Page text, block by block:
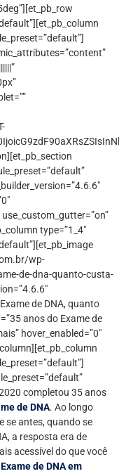
type=”1_4″
wp-
de-dna-quanto-custa-
de DNA, quanto
anos do Exame de
hover_enabled=”0″
2020 completou 35 anos
de DNA. Ao longo
se antes, quando se
a resposta era de
acessível do que você
Exame de DNA em